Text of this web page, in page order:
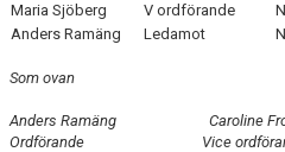
Maria Sjöberg
V ordförande
Anders Ramäng
Ledamot
Som ovan
Anders Ramäng
Ordförande Vice